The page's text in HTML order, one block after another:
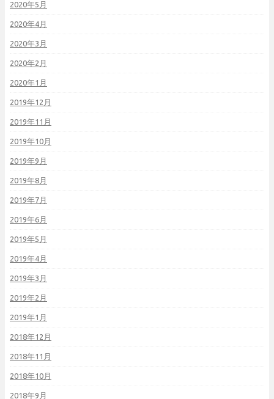
2020年5月
2020年4月
2020年3月
2020年2月
2020年1月
2019年12月
2019年11月
2019年10月
2019年9月
2019年8月
2019年7月
2019年6月
2019年5月
2019年4月
2019年3月
2019年2月
2019年1月
2018年12月
2018年11月
2018年10月
2018年9月